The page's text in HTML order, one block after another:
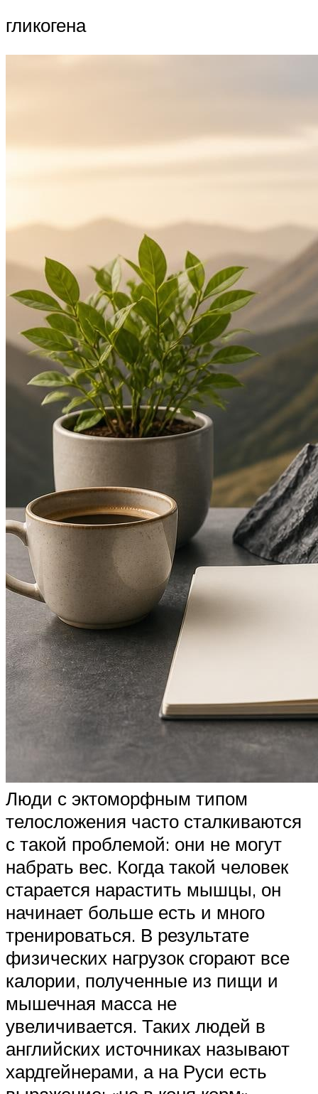
гликогена
Люди с эктоморфным типом
телосложения часто сталкиваются
с такой проблемой: они не могут
набрать вес. Когда такой человек
старается нарастить мышцы, он
начинает больше есть и много
тренироваться. В результате
физических нагрузок сгорают все
калории, полученные из пищи и
мышечная масса не
увеличивается. Таких людей в
английских источниках называют
хардгейнерами, а на Руси есть